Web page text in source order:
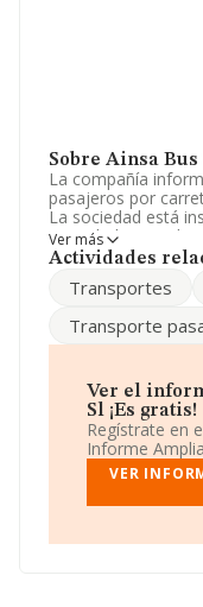
Sobre Ainsa Bus
La compañía
pasajeros por
La sociedad está
Sociedad Limitada.
corresponde a
tiene actividad en
La plantilla ha
disponibles en
La compañíaAinsa
identificación fiscal
Mar Negro núm. 4
Con los datos a
empresas
de euros y la
Ver más
Actividades
Transportes
Transporte
Ver el
Sl ¡Es gratis!
Regístrate en
Informe
VER